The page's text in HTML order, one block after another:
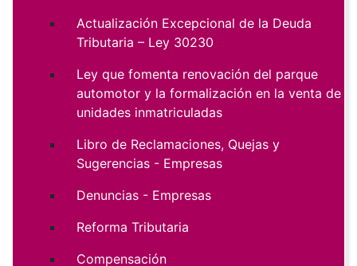
Actualización Excepcional de la Deuda
Tributaria – Ley 30230
Ley que fomenta renovación del parque
automotor y la formalización en la venta de
unidades inmatriculadas
Libro de Reclamaciones, Quejas y
Sugerencias - Empresas
Denuncias - Empresas
Reforma Tributaria
Compensación